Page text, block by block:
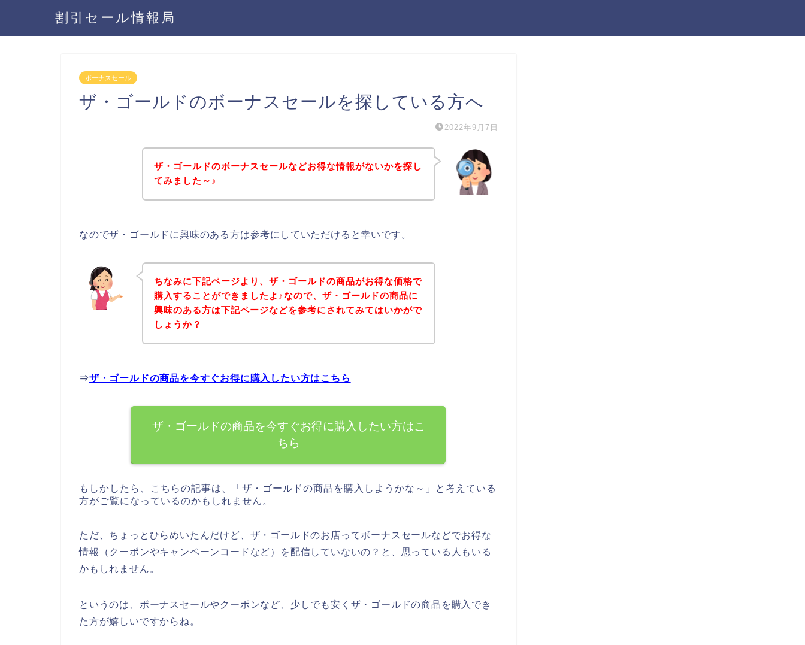
割引セール情報局
ボーナスセール
ザ・ゴールドのボーナスセールを探している方へ
2022年9月7日
ザ・ゴールドのボーナスセールなどお得な情報がないかを探し
てみました～♪
なのでザ・ゴールドに興味のある方は参考にしていただけると幸いです。
ちなみに下記ページより、ザ・ゴールドの商品がお得な価格で
購入することができましたよ♪なので、ザ・ゴールドの商品に
興味のある方は下記ページなどを参考にされてみてはいかがで
しょうか？
⇒ザ・ゴールドの商品を今すぐお得に購入したい方はこちら
ザ・ゴールドの商品を今すぐお得に購入したい方はこ
ちら
もしかしたら、こちらの記事は、「ザ・ゴールドの商品を購入しようかな～」と考えている
方がご覧になっているのかもしれません。
ただ、ちょっとひらめいたんだけど、ザ・ゴールドのお店ってボーナスセールなどでお得な
情報（クーポンやキャンペーンコードなど）を配信していないの？と、思っている人もいる
かもしれません。
というのは、ボーナスセールやクーポンなど、少しでも安くザ・ゴールドの商品を購入でき
た方が嬉しいですからね。